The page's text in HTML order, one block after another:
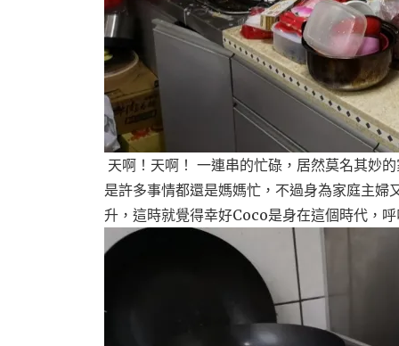
天啊！天啊！ 一連串的忙碌，居然莫名其妙
是許多事情都還是媽媽忙，不過身為家庭主
升，這時就覺得幸好Coco是身在這個時代，